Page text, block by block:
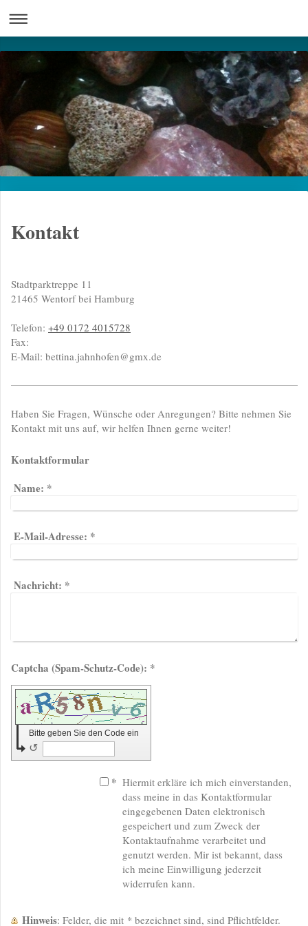
Kontakt
Stadtparktreppe 11
21465 Wentorf bei Hamburg
Telefon: +49 0172 4015728
Fax:
E-Mail: bettina.jahnhofen@gmx.de
Haben Sie Fragen, Wünsche oder Anregungen? Bitte nehmen Sie
Kontakt mit uns auf, wir helfen Ihnen gerne weiter!
Kontaktformular
Name: *
E-Mail-Adresse: *
Nachricht: *
Captcha (Spam-Schutz-Code): *
Bitte geben Sie den Code ein
↺
* Hiermit erkläre ich mich einverstanden,
dass meine in das Kontaktformular
eingegebenen Daten elektronisch
gespeichert und zum Zweck der
Kontaktaufnahme verarbeitet und
genutzt werden. Mir ist bekannt, dass
ich meine Einwilligung jederzeit
widerrufen kann.
Hinweis : Felder, die mit * bezeichnet sind, sind Pflichtfelder.